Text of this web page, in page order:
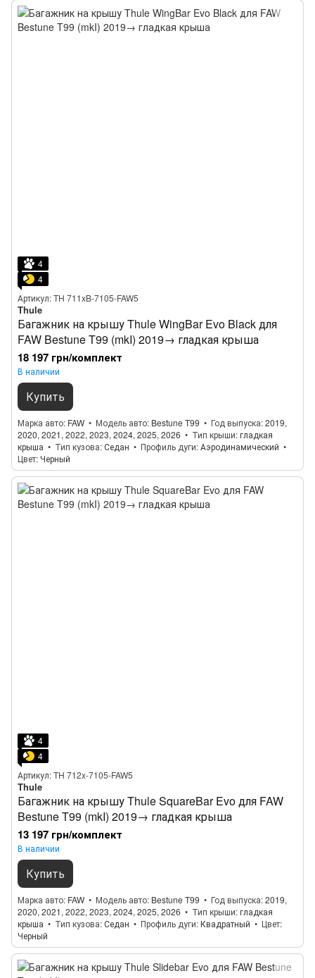
4
4
Артикул: TH 711xB-7105-FAW5
Thule
Багажник на крышу Thule WingBar Evo Black для
FAW Bestune T99 (mkI) 2019→ гладкая крыша
18 197 грн/комплект
В наличии
Купить
Марка авто FAW Модель авто Bestune T99 Год выпуска 2019,
2020, 2021, 2022, 2023, 2024, 2025, 2026
Тип крыши гладкая
крыша
Тип кузова Седан Профиль дуги Аэродинамический
Цвет Черный
4
4
Артикул: TH 712x-7105-FAW5
Thule
Багажник на крышу Thule SquareBar Evo для FAW
Bestune T99 (mkI) 2019→ гладкая крыша
13 197 грн/комплект
В наличии
Купить
Марка авто FAW Модель авто Bestune T99 Год выпуска 2019,
2020, 2021, 2022, 2023, 2024, 2025, 2026
Тип крыши гладкая
крыша
Тип кузова Седан Профиль дуги Квадратный
Цвет
Черный